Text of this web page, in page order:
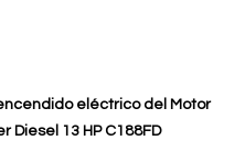
eléctrico del Motor
Diesel 13 HP C188FD